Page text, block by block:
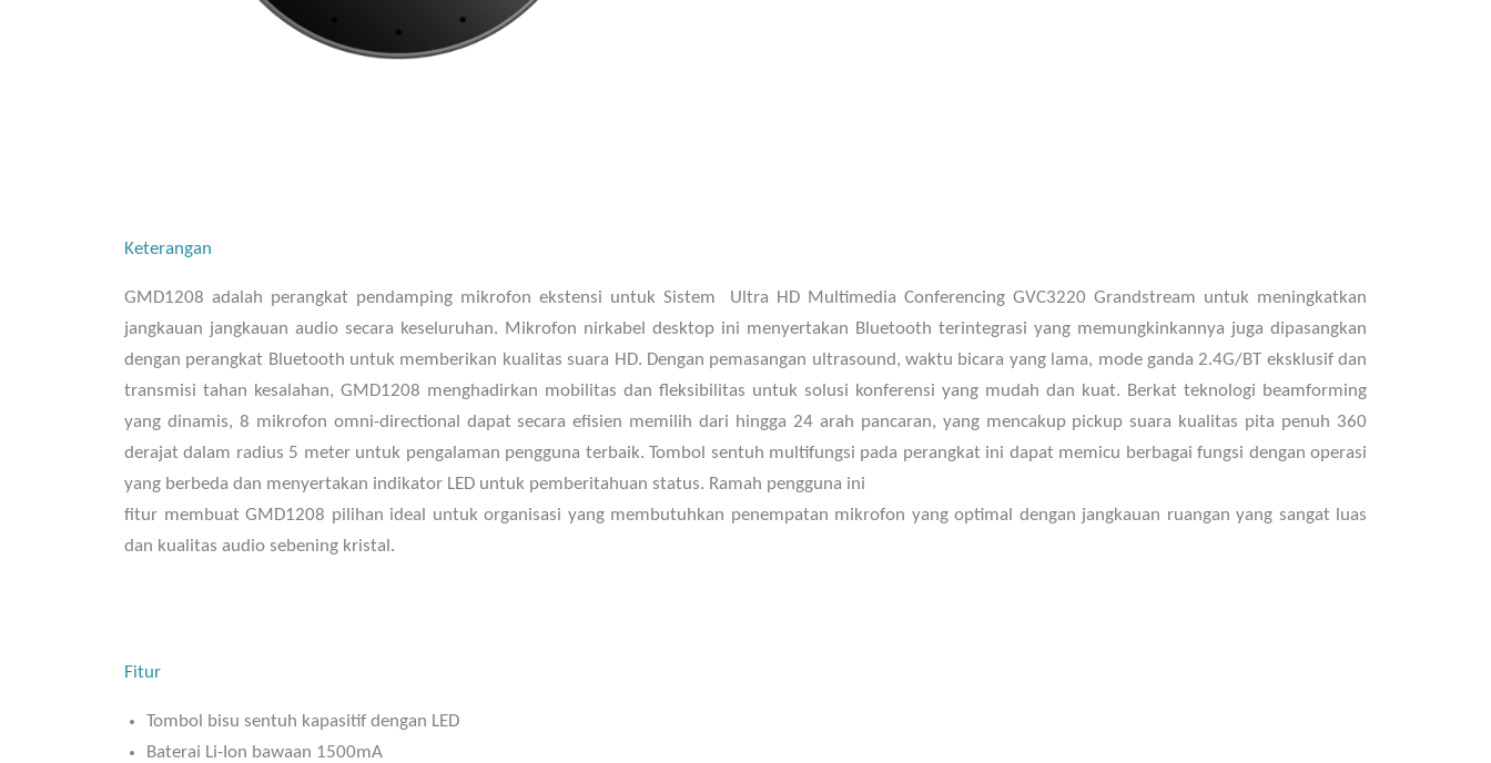
Keterangan
GMD1208 adalah perangkat pendamping mikrofon ekstensi untuk Sistem Ultra HD Multimedia Conferencing GVC3220 Grandstream untuk meningkatkan
jangkauan jangkauan audio secara keseluruhan. Mikrofon nirkabel desktop ini menyertakan Bluetooth terintegrasi yang memungkinkannya juga dipasangkan
dengan perangkat Bluetooth untuk memberikan kualitas suara HD. Dengan pemasangan ultrasound, waktu bicara yang lama, mode ganda 2.4G/BT eksklusif dan
transmisi tahan kesalahan, GMD1208 menghadirkan mobilitas dan fleksibilitas untuk solusi konferensi yang mudah dan kuat. Berkat teknologi beamforming
yang dinamis, 8 mikrofon omni-directional dapat secara efisien memilih dari hingga 24 arah pancaran, yang mencakup pickup suara kualitas pita penuh 360
derajat dalam radius 5 meter untuk pengalaman pengguna terbaik. Tombol sentuh multifungsi pada perangkat ini dapat memicu berbagai fungsi dengan operasi
yang berbeda dan menyertakan indikator LED untuk pemberitahuan status. Ramah pengguna ini
fitur membuat GMD1208 pilihan ideal untuk organisasi yang membutuhkan penempatan mikrofon yang optimal dengan jangkauan ruangan yang sangat luas
dan kualitas audio sebening kristal.
Fitur
Tombol bisu sentuh kapasitif dengan LED
Baterai Li-Ion bawaan 1500mA